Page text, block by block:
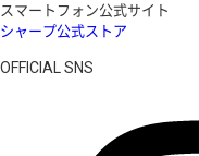
スマートフォン公式サイト
シャープ公式ストア
OFFICIAL SNS